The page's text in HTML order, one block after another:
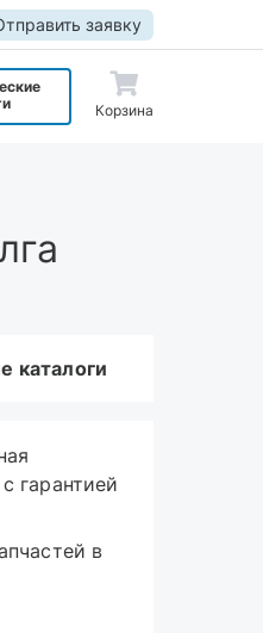
заявку
Корзина
каталоги
гарантией
в